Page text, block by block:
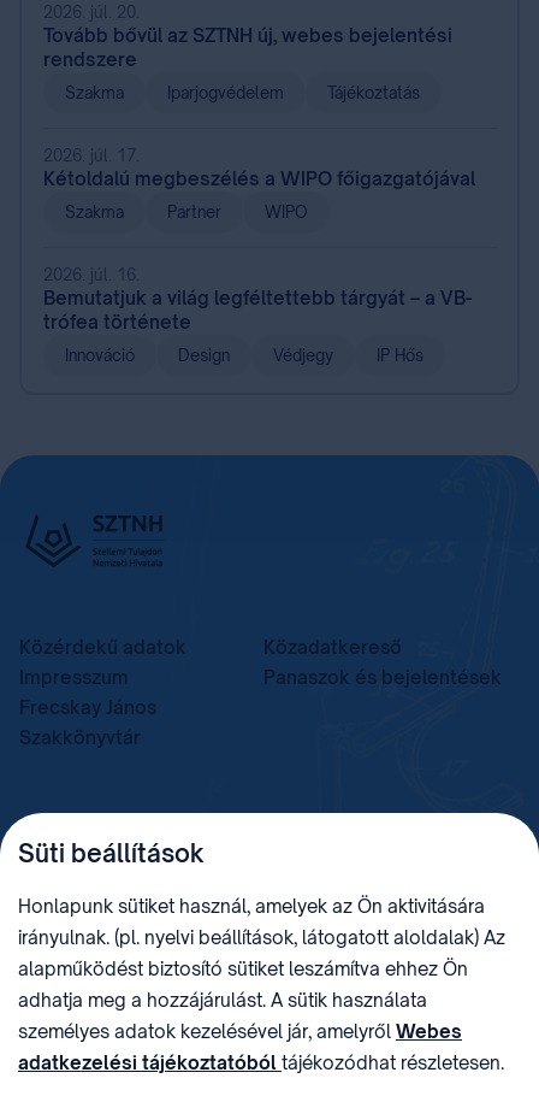
2026. júl. 20.
Tovább bővül az SZTNH új, webes bejelentési
rendszere
Szakma Iparjogvédelem Tájékoztatás
2026. júl. 17.
Kétoldalú megbeszélés a WIPO főigazgatójával
Szakma Partner WIPO
2026. júl. 16.
Bemutatjuk a világ legféltettebb tárgyát – a VB-
trófea története
Innováció Design Védjegy IP Hős
Közérdekű adatok
Közadatkereső
Impresszum
Panaszok és bejelentések
Frecskay János
Szakkönyvtár
TELEFON
+36 (1) 312 4400
sztnh@hipo.gov.hu 15311746-2-42
CÍM
1081 Budapest II. János
Pál pápa tér 7.
HIVATAL RÖVID NEVE
SZTNHOPS, KRID:
174434905
KÖZÖSSÉGI MÉDIA
Süti beállítások
Honlapunk sütiket használ, amelyek az Ön aktivitására
irányulnak. (pl. nyelvi beállítások, látogatott aloldalak) Az
alapműködést biztosító sütiket leszámítva ehhez Ön
adhatja meg a hozzájárulást. A sütik használata
személyes adatok kezelésével jár, amelyről Webes
adatkezelési tájékoztatóból tájékozódhat részletesen.